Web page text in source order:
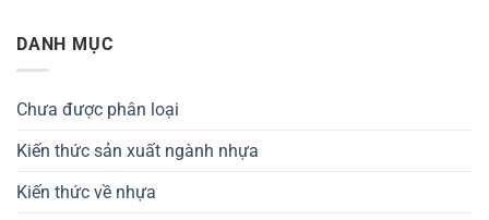
DANH MỤC
Chưa được phân loại
Kiến thức sản xuất ngành nhựa
Kiến thức về nhựa